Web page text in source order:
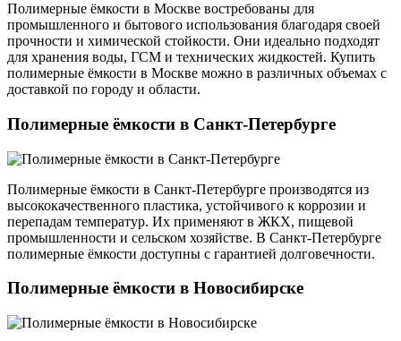
Полимерные ёмкости в Москве востребованы для
промышленного и бытового использования благодаря своей
прочности и химической стойкости. Они идеально подходят
для хранения воды, ГСМ и технических жидкостей. Купить
полимерные ёмкости в Москве можно в различных объемах с
доставкой по городу и области.
Полимерные ёмкости в Санкт-Петербурге
Полимерные ёмкости в Санкт-Петербурге производятся из
высококачественного пластика, устойчивого к коррозии и
перепадам температур. Их применяют в ЖКХ, пищевой
промышленности и сельском хозяйстве. В Санкт-Петербурге
полимерные ёмкости доступны с гарантией долговечности.
Полимерные ёмкости в Новосибирске